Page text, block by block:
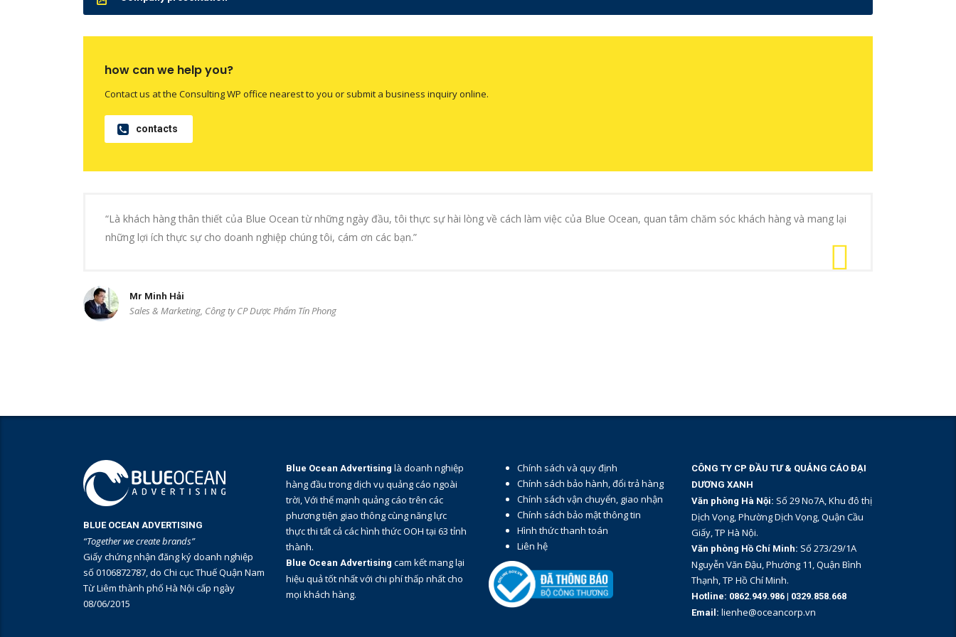
how can we help you?
Contact us at the Consulting WP office nearest to you or submit a business inquiry online.
contacts
“Là khách hàng thân thiết của Blue Ocean từ những ngày đầu, tôi thực sự hài lòng về cách làm việc của Blue Ocean, quan tâm chăm sóc khách hàng và mang lại
những lợi ích thực sự cho doanh nghiệp chúng tôi, cám ơn các bạn.”
Mr Minh Hải
Sales & Marketing, Công ty CP Dược Phẩm Tín Phong
BLUE OCEAN ADVERTISING
“Together we create brands”
Giấy chứng nhận đăng ký doanh nghiệp
số 0106872787, do Chi cục Thuế Quận Nam
Từ Liêm thành phố Hà Nội cấp ngày
08/06/2015
Blue Ocean Advertising là doanh nghiệp
hàng đầu trong dịch vụ quảng cáo ngoài
trời, Với thế mạnh quảng cáo trên các
phương tiện giao thông cùng năng lực
thực thi tất cả các hình thức OOH tại 63 tỉnh
thành.
Blue Ocean Advertising cam kết mang lại
hiệu quả tốt nhất với chi phí thấp nhất cho
mọi khách hàng.
Chính sách và quy định
Chính sách bảo hành, đổi trả hàng
Chính sách vận chuyển, giao nhận
Chính sách bảo mật thông tin
Hình thức thanh toán
Liên hệ
CÔNG TY CP ĐẦU TƯ & QUẢNG CÁO ĐẠI
DƯƠNG XANH
Văn phòng Hà Nội: Số 29 No7A, Khu đô thị
Dịch Vọng, Phường Dịch Vọng, Quận Cầu
Giấy, TP Hà Nội.
Văn phòng Hồ Chí Minh: Số 273/29/1A
Nguyễn Văn Đậu, Phường 11, Quận Bình
Thạnh, TP Hồ Chí Minh.
Hotline: 0862.949.986 | 0329.858.668
Email: lienhe@oceancorp.vn